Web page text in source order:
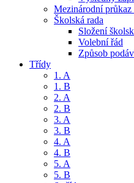
Mezinárodní průkaz
Školská rada
Složení
Volební řád
Způsob
Třídy
1. A
1. B
2. A
2. B
3. A
3. B
4. A
4. B
5. A
5. B